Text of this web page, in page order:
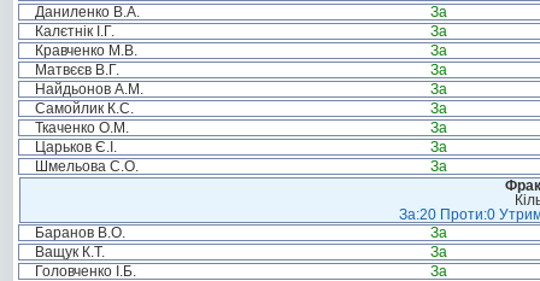
Даниленко В.А.
За
Калєтнік І.Г.
За
Кравченко М.В.
За
Матвєєв В.Г.
За
Найдьонов А.М.
За
Самойлик К.С.
За
Ткаченко О.М.
За
Царьков Є.І.
За
Шмельова С.О.
За
За:20 Проти:0
Баранов В.О.
За
Ващук К.Т.
За
Головченко І.Б.
За